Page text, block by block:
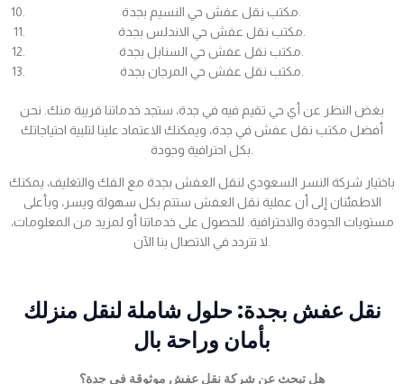
بغض النظر عن أي حي تقيم فيه في جدة، ستجد خدماتنا قريبة منك. نحن
أفضل مكتب نقل عفش في جدة، ويمكنك الاعتماد علينا لتلبية احتياجاتك
باختيار شركة النسر السعودي لنقل العفش بجدة مع الفك والتغليف، يمكنك
الاطمئنان إلى أن عملية نقل العفش ستتم بكل سهولة ويسر، وبأعلى
مستويات الجودة والاحترافية. للحصول على خدماتنا أو لمزيد من المعلومات،
نقل عفش بجدة: حلول شاملة لنقل منزلك
بأمان وراحة بال
هل تبحث عن شركة نقل عفش موثوقة في جدة؟